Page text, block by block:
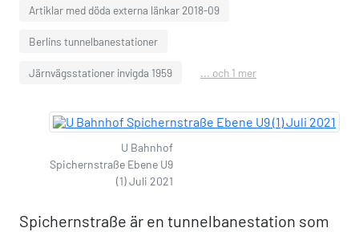
Artiklar med döda externa länkar 2018-09
Berlins tunnelbanestationer
Järnvägsstationer invigda 1959 ... och 1 mer
U Bahnhof
Spichernstraße Ebene U9
(1) Juli 2021
Spichernstraße är en tunnelbanestation som